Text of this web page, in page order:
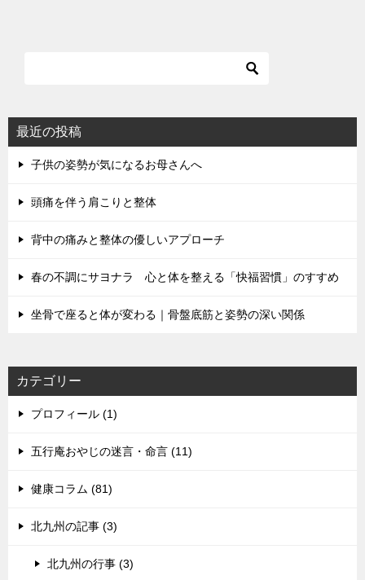
最近の投稿
子供の姿勢が気になるお母さんへ
頭痛を伴う肩こりと整体
背中の痛みと整体の優しいアプローチ
春の不調にサヨナラ 心と体を整える「快福習慣」のすすめ
坐骨で座ると体が変わる｜骨盤底筋と姿勢の深い関係
カテゴリー
プロフィール (1)
五行庵おやじの迷言・命言 (11)
健康コラム (81)
北九州の記事 (3)
北九州の行事 (3)